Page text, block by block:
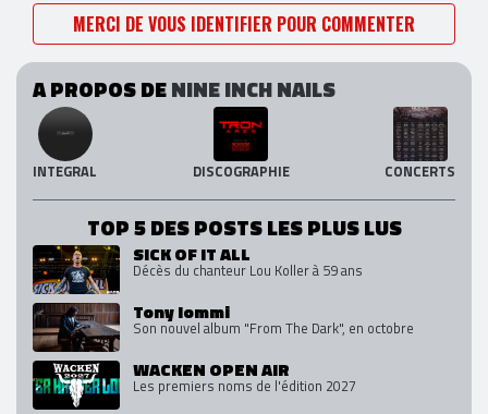
MERCI DE VOUS IDENTIFIER POUR COMMENTER
A PROPOS DENINE INCH NAILS
INTEGRAL DISCOGRAPHIE CONCERTS
TOP 5 DES POSTS LES PLUS LUS
SICK OF IT ALL
Décès du chanteur Lou Koller à 59 ans
Tony Iommi
Son nouvel album "From The Dark", en octobre
WACKEN OPEN AIR
Les premiers noms de l'édition 2027